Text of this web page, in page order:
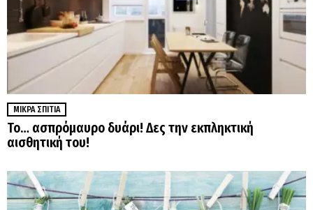
ΜΙΚΡΆ ΣΠΊΤΙΑ
Το… ασπρόμαυρο δυάρι! Δες την εκπληκτική
αισθητική του!